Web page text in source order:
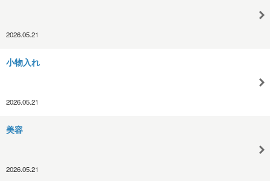
2026.05.21
小物入れ
2026.05.21
美容
2026.05.21